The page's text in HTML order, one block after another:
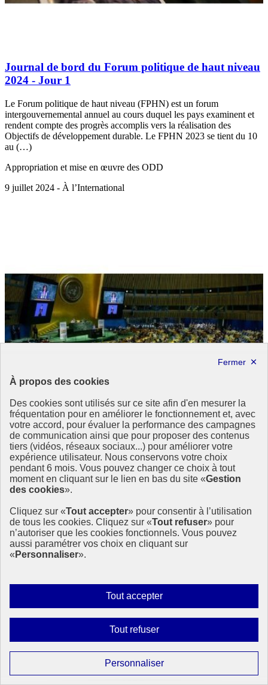
À propos des cookies
Des cookies sont utilisés sur ce site afin d'en mesurer la
fréquentation pour en améliorer le fonctionnement et, avec
votre accord, pour évaluer la performance des campagnes
de communication ainsi que pour proposer des contenus
tiers (vidéos, réseaux sociaux...) pour améliorer votre
expérience utilisateur. Nous conservons votre choix
pendant 6 mois. Vous pouvez changer ce choix à tout
moment en cliquant sur le lien en bas du site «Gestion
des cookies».
Cliquez sur «Tout accepter» pour consentir à l’utilisation
de tous les cookies. Cliquez sur «Tout refuser» pour
n’autoriser que les cookies fonctionnels. Vous pouvez
aussi paramétrer vos choix en cliquant sur
« Personnaliser».
Tout accepterAutoriser
tous
Tout refuserInterdire
tous
PersonnaliserParamétrer
les
Journal de bord du Forum politique de haut niveau
2024 - Jour 1
Le Forum politique de haut niveau (FPHN) est un forum
intergouvernemental annuel au cours duquel les pays examinent et
rendent compte des progrès accomplis vers la réalisation des
Objectifs de développement durable. Le FPHN 2023 se tient du 10
au (…)
Appropriation et mise en œuvre des ODD
9 juillet 2024 - À l’International
Lancement du Forum politique de haut niveau pour
le développement durable 2024
Ouverture du Forum politique de haut niveau des Nations Unies
(FPHN) 2024 aux Nations unies à New York sous le thème
"Renforcer le Programme de développement durable à l’horizon
2030 et éradiquer la pauvreté en période de crises multiples : La
8 juillet 2024 - À l’International